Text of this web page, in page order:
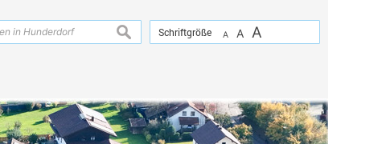
Schriftgröße A A A
suchen